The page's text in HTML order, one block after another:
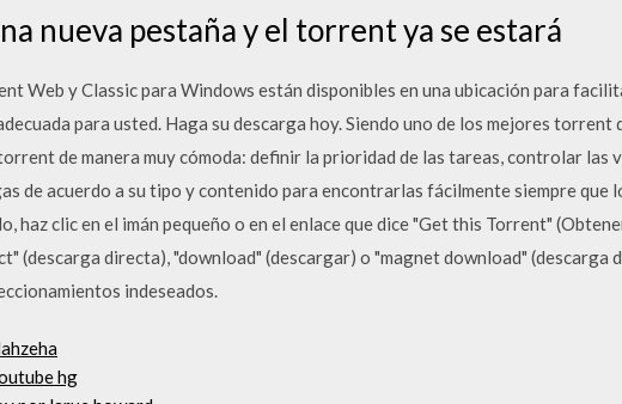
nueva pestaña y el torrent ya se estará
Web y Classic para Windows están disponibles en una ubicación para
para usted. Haga su descarga hoy. Siendo uno de los mejores
de manera muy cómoda: definir la prioridad de las tareas, controlar las
de acuerdo a su tipo y contenido para encontrarlas fácilmente siempre que
haz clic en el imán pequeño o en el enlace que dice "Get this Torrent"
(descarga directa), "download" (descargar) o "magnet download" (descarga
indeseados.
hg